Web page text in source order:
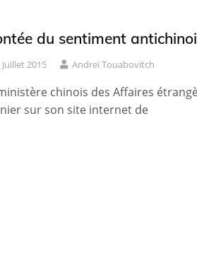
du sentiment
Juillet 2015 Andreï Touabovitch
chinois des Affaires
sur son site internet de